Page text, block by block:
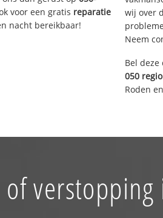
voor een gratis reparatie
nacht bereikbaar!
wij over
Neem
Bel
050 regio
Roden
of